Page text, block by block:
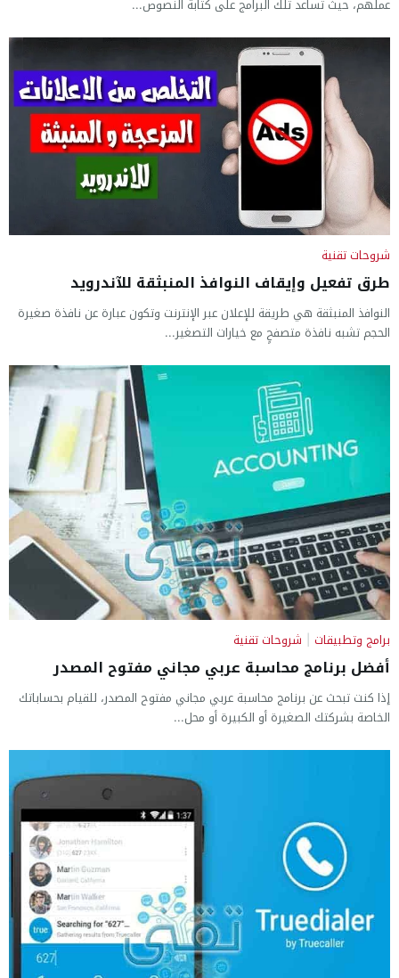
عملهم، حيث تساعد تلك البرامج على كتابة النصوص...
شروحات تقنية
طرق تفعيل وإيقاف النوافذ المنبثقة للآندرويد
النوافذ المنبثقة هي طريقة للإعلان عبر الإنترنت وتكون عبارة عن نافذة صغيرة
الحجم تشبه نافذة متصفحٍ مع خيارات التصغير...
برامج وتطبيقات | شروحات تقنية
أفضل برنامج محاسبة عربي مجاني مفتوح المصدر
إذا كنت تبحث عن برنامج محاسبة عربي مجاني مفتوح المصدر، للقيام بحساباتك
الخاصة بشركتك الصغيرة أو الكبيرة أو محل...